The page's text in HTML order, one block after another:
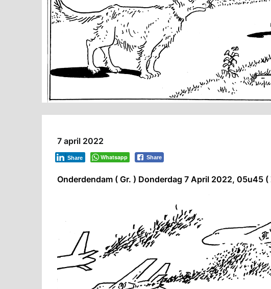
7 april 2022
Whatsapp Share
Share
Onderdendam ( Gr. ) Donderdag 7 April 2022, 05u45 (